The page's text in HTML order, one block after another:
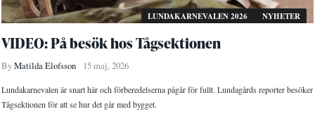
LUNDAKARNEVALEN 2026 NYHETER
VIDEO: På besök hos Tågsektionen
ByMatilda Elofsson 15 maj, 2026
Lundakarnevalen är snart här och förberedelserna pågår för fullt. Lundagårds reporter besöker
Tågsektionen för att se hur det går med bygget.